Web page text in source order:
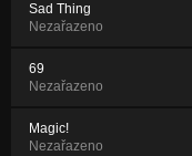
Sad Thing
Nezařazeno
69
Nezařazeno
Magic!
Nezařazeno